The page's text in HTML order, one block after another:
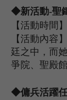
◆新活動-聖
【活動時間
【活動內容
廷之中，而
爭院、聖殿
◆傭兵活躍